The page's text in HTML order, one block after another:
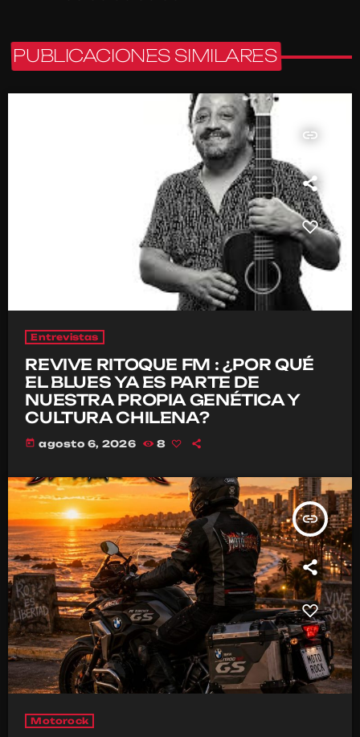
PUBLICACIONES SIMILARES
insert_link
Entrevistas
REVIVE RITOQUE FM : ¿POR QUÉ
EL BLUES YA ES PARTE DE
NUESTRA PROPIA GENÉTICA Y
CULTURA CHILENA?
today agosto 6, 2026 8
insert_link
Motorock